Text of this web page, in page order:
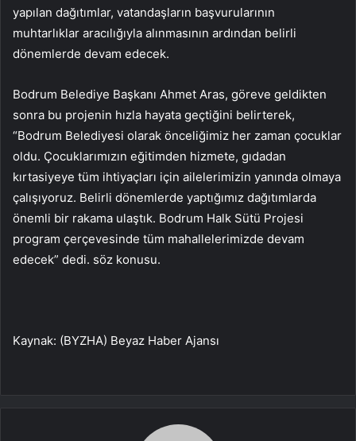
yapılan dağıtımlar, vatandaşların başvurularının
muhtarlıklar aracılığıyla alınmasının ardından belirli
dönemlerde devam edecek.
Bodrum Belediye Başkanı Ahmet Aras, göreve geldikten
sonra bu projenin hızla hayata geçtiğini belirterek,
“Bodrum Belediyesi olarak önceliğimiz her zaman çocuklar
oldu. Çocuklarımızın eğitimden hizmete, gıdadan
kırtasiyeye tüm ihtiyaçları için ailelerimizin yanında olmaya
çalışıyoruz. Belirli dönemlerde yaptığımız dağıtımlarda
önemli bir rakama ulaştık. Bodrum Halk Sütü Projesi
program çerçevesinde tüm mahallelerimizde devam
edecek” dedi. söz konusu.
Kaynak: (BYZHA) Beyaz Haber Ajansı